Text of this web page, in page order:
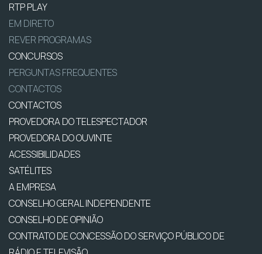
RTP PLAY
EM DIRETO
REVER PROGRAMAS
CONCURSOS
PERGUNTAS FREQUENTES
CONTACTOS
CONTACTOS
PROVEDORA DO TELESPECTADOR
PROVEDORA DO OUVINTE
ACESSIBILIDADES
SATÉLITES
A EMPRESA
CONSELHO GERAL INDEPENDENTE
CONSELHO DE OPINIÃO
CONTRATO DE CONCESSÃO DO SERVIÇO PÚBLICO DE